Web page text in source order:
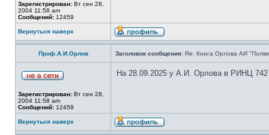
Зарегистрирован: Вт сен 28,
2004 11:58 am
Сообщений: 12459
Вернуться наверх
Проф.А.И.Орлов Заголовок сообщения: Re: Книга Орлова АИ
Зарегистрирован: Вт сен 28,
2004 11:58 am
Сообщений: 12459
На 28.09.2025 у А.И. Орлова в РИНЦ 742
Вернуться наверх